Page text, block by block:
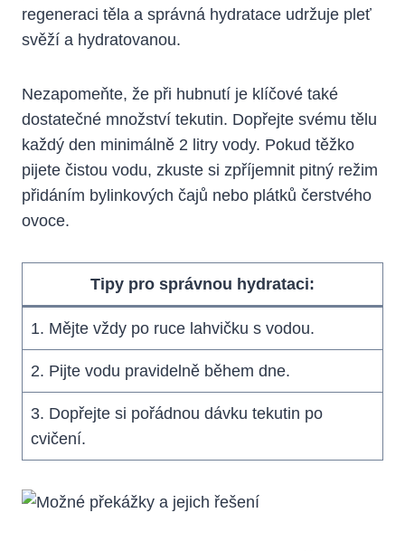
regeneraci těla a správná hydratace udržuje pleť
svěží a hydratovanou.
Nezapomeňte, že při hubnutí‌ je klíčové také
dostatečné množství tekutin. Dopřejte svému tělu
každý den minimálně 2 litry vody. Pokud těžko
pijete čistou vodu, zkuste si zpříjemnit pitný režim
přidáním bylinkových čajů nebo plátků čerstvého
ovoce.
Tipy⁤ pro správnou hydrataci:
1. Mějte‍ vždy po ruce lahvičku s vodou.
2. ‌Pijte​ vodu ⁤pravidelně⁤ během dne.
3. Dopřejte si​ pořádnou dávku tekutin po
cvičení.